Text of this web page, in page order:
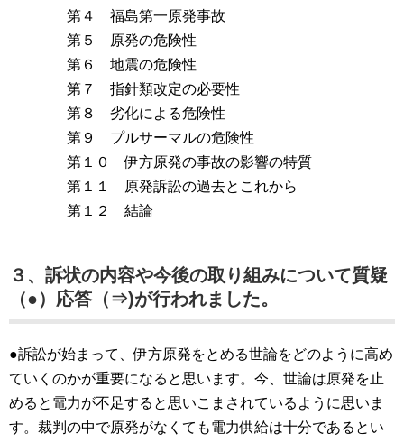
第４ 福島第一原発事故
第５ 原発の危険性
第６ 地震の危険性
第７ 指針類改定の必要性
第８ 劣化による危険性
第９ プルサーマルの危険性
第１０ 伊方原発の事故の影響の特質
第１１ 原発訴訟の過去とこれから
第１２ 結論
３、訴状の内容や今後の取り組みについて質疑
（●）応答（⇒)が行われました。
●訴訟が始まって、伊方原発をとめる世論をどのように高め
ていくのかが重要になると思います。今、世論は原発を止
めると電力が不足すると思いこまされているように思いま
す。裁判の中で原発がなくても電力供給は十分であるとい